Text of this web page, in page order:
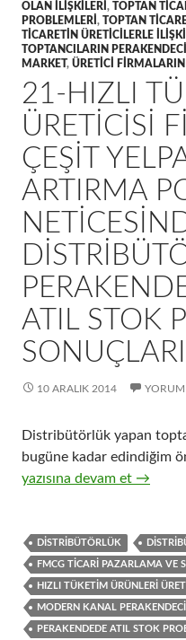
OLAN ILIŞKILERI , TOPTAN
PROBLEMLERI , TOPTAN
TICARETIN ÜRETICILERLE
TOPTANCILARIN
MARKET, ÜRETICI
21-HIZLI
ÜRETICISI
ÇEŞIT
ARTIRMA
ATIL STOK
SONUÇLARI
10 ARALIK 2014 YORUM
Distribütörlük yapan
bugüne kadar edindiğim
21-Hızlı tüketim ürünleri
yazısına devam et →
DISTRIBÜTÖRLÜK
FMCG TICARI PAZARLAMA VE
HIZLI TÜKETIM ÜRÜNLERI
MODERN KANAL
PERAKENDEDE ATIL STOK